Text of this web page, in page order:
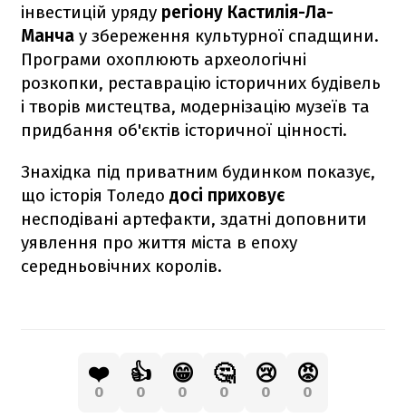
інвестицій уряду регіону Кастилія-Ла-
Манча у збереження культурної спадщини.
Програми охоплюють археологічні
розкопки, реставрацію історичних будівель
і творів мистецтва, модернізацію музеїв та
придбання об'єктів історичної цінності.
Знахідка під приватним будинком показує,
що історія Толедо досі приховує
несподівані артефакти, здатні доповнити
уявлення про життя міста в епоху
середньовічних королів.
❤️
0
👍
0
😁
0
🤔
0
😢
0
😡
0